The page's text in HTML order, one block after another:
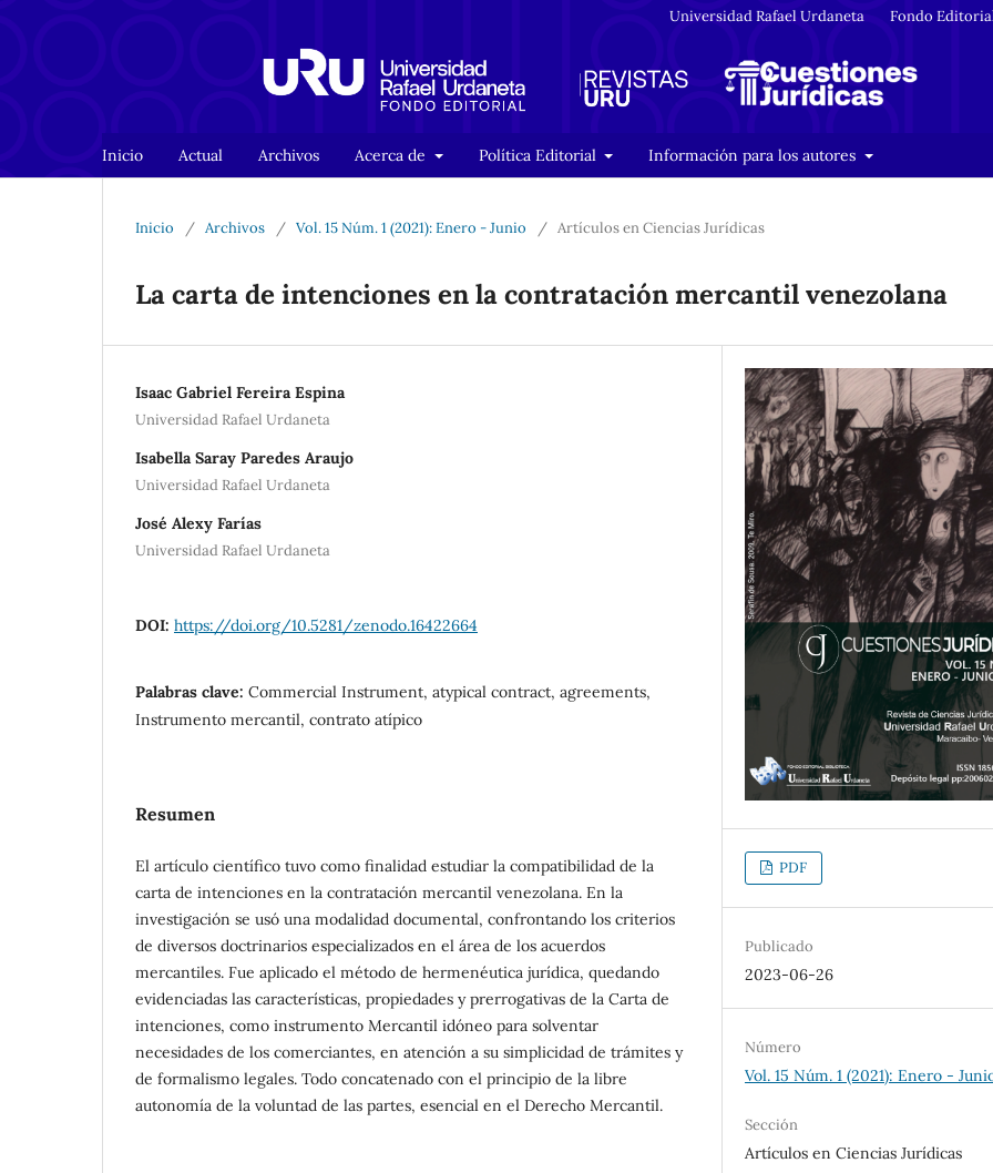
Inicio Actual Archivos Acerca de Política Editorial Información para los autores
Universidad Rafael Urdaneta Fondo
Inicio / Archivos / Vol. 15 Núm. 1 (2021): Enero - Junio / Artículos en Ciencias Jurídicas
La carta de intenciones en la contratación mercantil venezolana
Isaac Gabriel Fereira Espina
Universidad Rafael Urdaneta
Isabella Saray Paredes Araujo
Universidad Rafael Urdaneta
José Alexy Farías
Universidad Rafael Urdaneta
DOI: https://doi.org/10.5281/zenodo.16422664
Palabras clave: Commercial Instrument, atypical contract, agreements,
Instrumento mercantil, contrato atípico
Resumen
El artículo científico tuvo como finalidad estudiar la compatibilidad de la
carta de intenciones en la contratación mercantil venezolana. En la
investigación se usó una modalidad documental, confrontando los criterios
de diversos doctrinarios especializados en el área de los acuerdos
mercantiles. Fue aplicado el método de hermenéutica jurídica, quedando
evidenciadas las características, propiedades y prerrogativas de la Carta de
intenciones, como instrumento Mercantil idóneo para solventar
necesidades de los comerciantes, en atención a su simplicidad de trámites y
de formalismo legales. Todo concatenado con el principio de la libre
autonomía de la voluntad de las partes, esencial en el Derecho Mercantil.
PDF
Publicado
2023-06-26
Número
Vol. 15 Núm. 1 (2021): Enero -
Sección
Artículos en Ciencias Jurídicas